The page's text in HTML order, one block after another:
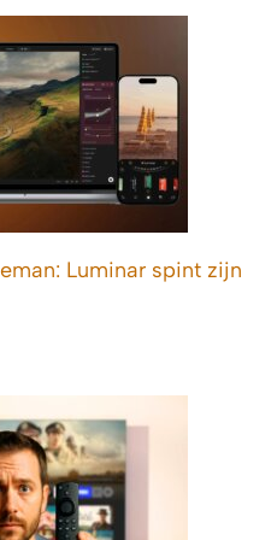
Luminar spint zijn